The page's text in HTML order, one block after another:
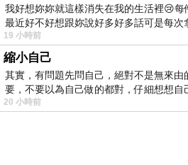
我好想妳妳就這樣消失在我的生活裡😢
最近好不好想跟妳說好多好多話可是每
出現
19 小時前
縮小自己
其實，有問題先問自己，絕對不是無來
要，不要以為自己做的都對，仔細想想自
20 小時前